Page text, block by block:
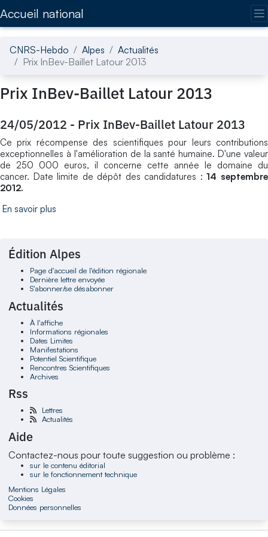
Accueil national
CNRS-Hebdo Alpes
Actualités
Prix InBev-Baillet Latour 2013
Prix InBev-Baillet Latour 2013
24/05/2012 - Prix InBev-Baillet Latour 2013
Ce prix récompense des scientifiques pour leurs contributions
exceptionnelles à l'amélioration de la santé humaine. D'une valeur
de 250 000 euros, il concerne cette année le domaine du
cancer. Date limite de dépôt des candidatures :14 septembre
2012.
En savoir plus
Édition Alpes
Page d'accueil de l'édition régionale
Dernière lettre envoyée
S'abonner/se désabonner
Actualités
À l'affiche
Informations régionales
Dates Limites
Manifestations
Potentiel Scientifique
Rencontres Scientifiques
Archives
Rss
Lettres
Actualités
Aide
Contactez-nous pour toute suggestion ou problème :
sur le contenu éditorial
sur le fonctionnement technique
Mentions Légales
Cookies
Données personnelles